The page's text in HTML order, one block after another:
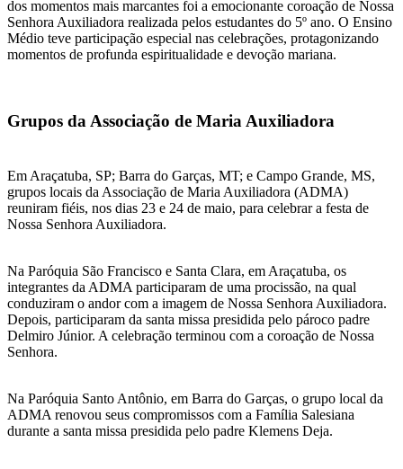
dos momentos mais marcantes foi a emocionante coroação de Nossa
Senhora Auxiliadora realizada pelos estudantes do 5º ano. O Ensino
Médio teve participação especial nas celebrações, protagonizando
momentos de profunda espiritualidade e devoção mariana.
Grupos da Associação de Maria Auxiliadora
Em Araçatuba, SP; Barra do Garças, MT; e Campo Grande, MS,
grupos locais da Associação de Maria Auxiliadora (ADMA)
reuniram fiéis, nos dias 23 e 24 de maio, para celebrar a festa de
Nossa Senhora Auxiliadora.
Na Paróquia São Francisco e Santa Clara, em Araçatuba, os
integrantes da ADMA participaram de uma procissão, na qual
conduziram o andor com a imagem de Nossa Senhora Auxiliadora.
Depois, participaram da santa missa presidida pelo pároco padre
Delmiro Júnior. A celebração terminou com a coroação de Nossa
Senhora.
Na Paróquia Santo Antônio, em Barra do Garças, o grupo local da
ADMA renovou seus compromissos com a Família Salesiana
durante a santa missa presidida pelo padre Klemens Deja.